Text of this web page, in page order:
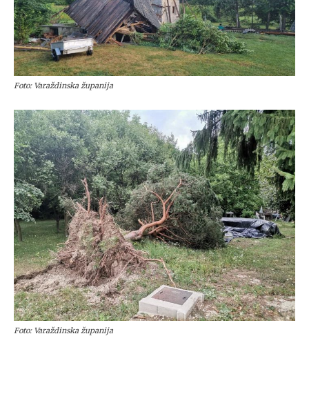
Foto: Varaždinska županija
Foto: Varaždinska županija